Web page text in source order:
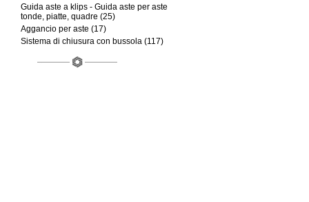
Guida aste a klips - Guida aste per aste
tonde, piatte, quadre (25)
Aggancio per aste (17)
Sistema di chiusura con bussola (117)